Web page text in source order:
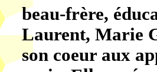
beau-frère,
Laurent, Marie
son coeur aux